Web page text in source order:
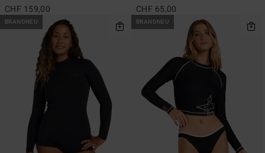
CHF 159,00 CHF 65,00
BRANDNEU BRANDNEU